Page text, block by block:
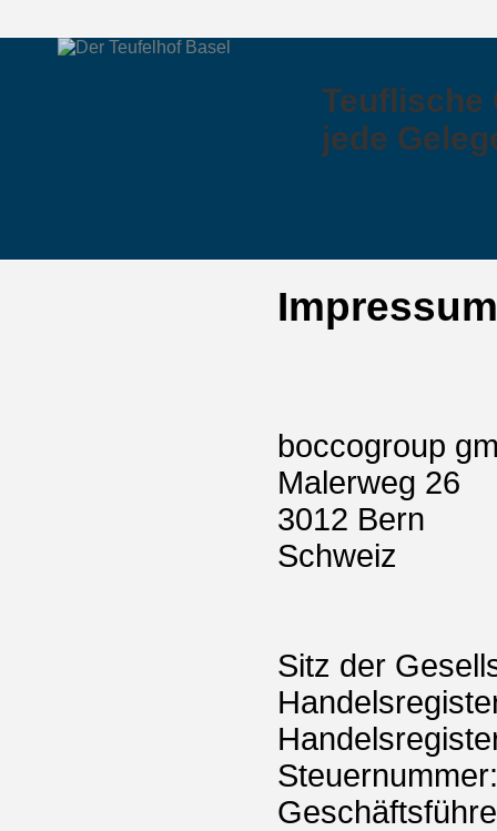
Teuflische
jede
Impressum
boccogroup
Malerweg 26
3012 Bern
Schweiz
Sitz der